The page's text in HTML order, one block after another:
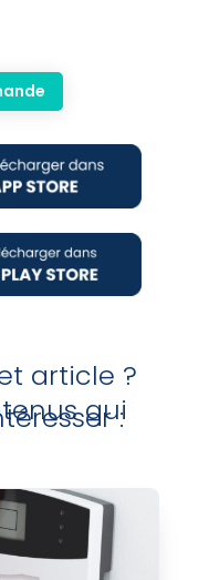
article ?
qui
: